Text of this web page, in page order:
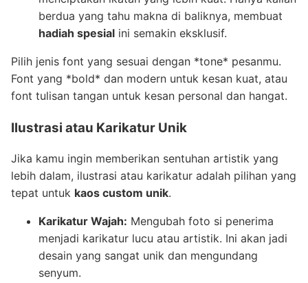
berdua yang tahu makna di baliknya, membuat
hadiah spesial ini semakin eksklusif.
Pilih jenis font yang sesuai dengan *tone* pesanmu.
Font yang *bold* dan modern untuk kesan kuat, atau
font tulisan tangan untuk kesan personal dan hangat.
Ilustrasi atau Karikatur Unik
Jika kamu ingin memberikan sentuhan artistik yang
lebih dalam, ilustrasi atau karikatur adalah pilihan yang
tepat untuk kaos custom unik.
Karikatur Wajah: Mengubah foto si penerima
menjadi karikatur lucu atau artistik. Ini akan jadi
desain yang sangat unik dan mengundang
senyum.